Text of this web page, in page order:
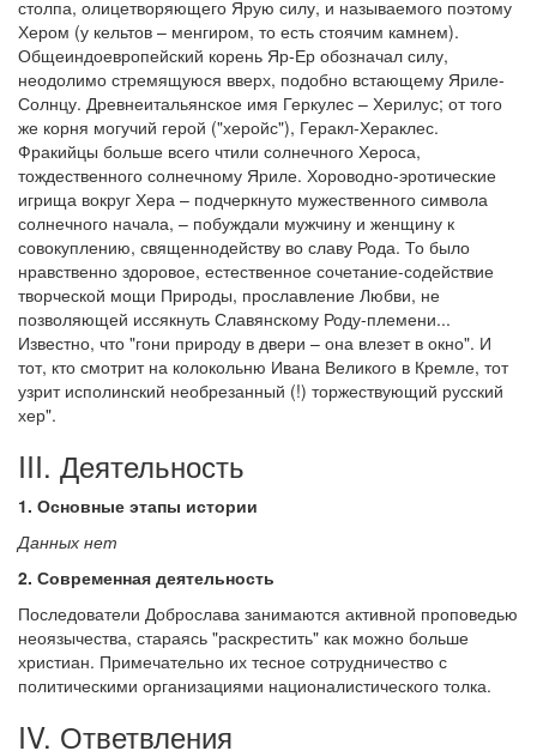
столпа, олицетворяющего Ярую силу, и называемого поэтому
Хером (у кельтов – менгиром, то есть стоячим камнем).
Общеиндоевропейский корень Яр-Ер обозначал силу,
неодолимо стремящуюся вверх, подобно встающему Яриле-
Солнцу. Древнеитальянское имя Геркулес – Херилус; от того
же корня могучий герой ("херойс"), Геракл-Хераклес.
Фракийцы больше всего чтили солнечного Хероса,
тождественного солнечному Яриле. Хороводно-эротические
игрища вокруг Хера – подчеркнуто мужественного символа
солнечного начала, – побуждали мужчину и женщину к
совокуплению, священнодейству во славу Рода. То было
нравственно здоровое, естественное сочетание-содействие
творческой мощи Природы, прославление Любви, не
позволяющей иссякнуть Славянскому Роду-племени...
Известно, что "гони природу в двери – она влезет в окно". И
тот, кто смотрит на колокольню Ивана Великого в Кремле, тот
узрит исполинский необрезанный (!) торжествующий русский
хер".
III. Деятельность
1. Основные этапы истории
Данных нет
2. Современная деятельность
Последователи Доброслава занимаются активной проповедью
неоязычества, стараясь "раскрестить" как можно больше
христиан. Примечательно их тесное сотрудничество с
политическими организациями националистического толка.
IV. Ответвления